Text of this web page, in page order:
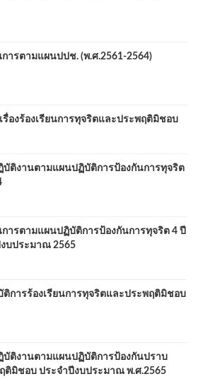
ารตามแผนปปช. (พ.ศ.2561-2564)
องร้องเรียนการทุจริตและประพฤติมิชอบ
ติงานตามแผนปฏิบัติการป้องกันการทุจริต
ารตามแผนปฏิบัติการป้องกันการทุจริต 4 ปี
งบประมาณ 2565
การร้องเรียนการทุจริตและประพฤติมิชอบ
ติงานตามแผนปฏิบัติการป้องกันปราบ
ติมิชอบ ประจำปีงบประมาณ พ.ศ.2565